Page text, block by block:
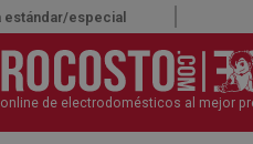
estándar/especial
de electrodomésticos al mejor